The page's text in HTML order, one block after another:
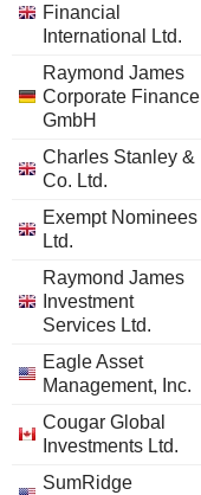
Financial
International Ltd.
Raymond James
Corporate Finance
GmbH
Charles Stanley &
Co. Ltd.
Exempt Nominees
Ltd.
Raymond James
Investment
Services Ltd.
Eagle Asset
Management, Inc.
Cougar Global
Investments Ltd.
SumRidge